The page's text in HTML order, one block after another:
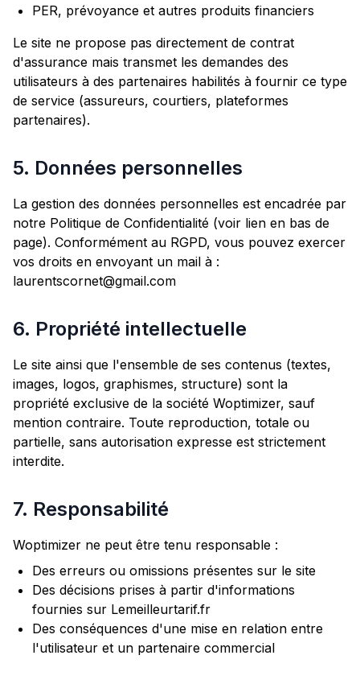
PER, prévoyance et autres produits financiers
Le site ne propose pas directement de contrat
d'assurance mais transmet les demandes des
utilisateurs à des partenaires habilités à fournir ce type
de service (assureurs, courtiers, plateformes
partenaires).
5. Données personnelles
La gestion des données personnelles est encadrée par
notre Politique de Confidentialité (voir lien en bas de
page). Conformément au RGPD, vous pouvez exercer
vos droits en envoyant un mail à :
laurentscornet@gmail.com
6. Propriété intellectuelle
Le site ainsi que l'ensemble de ses contenus (textes,
images, logos, graphismes, structure) sont la
propriété exclusive de la société Woptimizer, sauf
mention contraire. Toute reproduction, totale ou
partielle, sans autorisation expresse est strictement
interdite.
7. Responsabilité
Woptimizer ne peut être tenu responsable :
Des erreurs ou omissions présentes sur le site
Des décisions prises à partir d'informations
fournies sur Lemeilleurtarif.fr
Des conséquences d'une mise en relation entre
l'utilisateur et un partenaire commercial